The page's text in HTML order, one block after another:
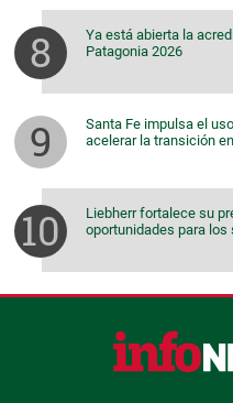
Ya está abierta la
Patagonia 2026
Santa Fe impulsa el
acelerar la transición
Liebherr fortalece su
oportunidades para